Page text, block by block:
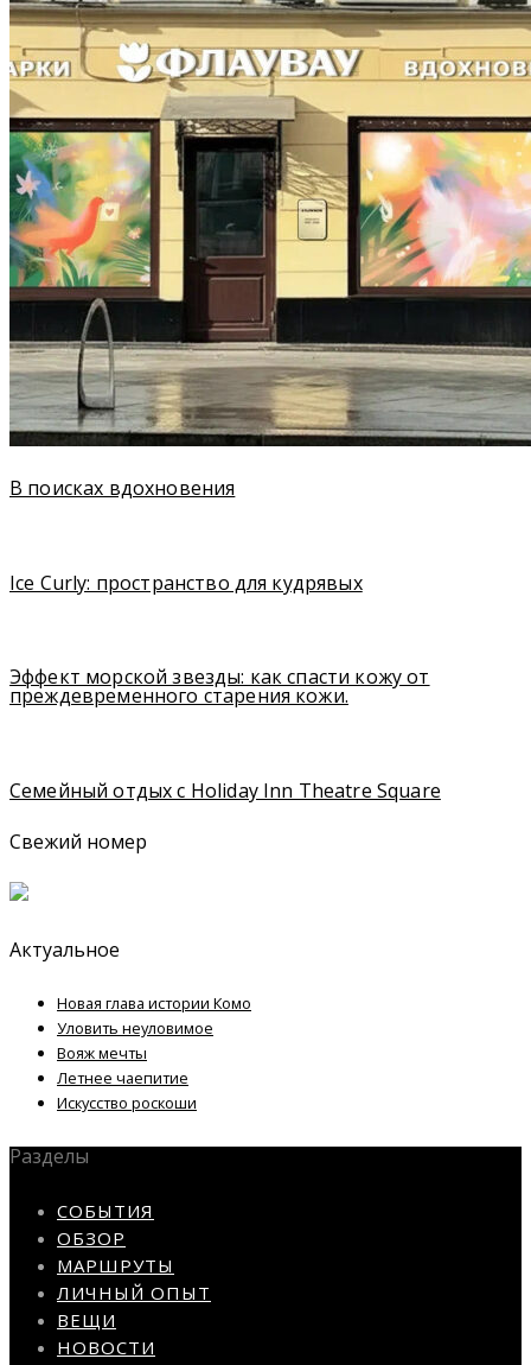
В поисках вдохновения
Ice Curly: пространство для кудрявых
Эффект морской звезды: как спасти кожу от
преждевременного старения кожи.
Семейный отдых с Holiday Inn Theatre Square
Свежий номер
Актуальное
Новая глава истории Комо
Уловить неуловимое
Вояж мечты
Летнее чаепитие
Искусство роскоши
Разделы
СОБЫТИЯ
ОБЗОР
МАРШРУТЫ
ЛИЧНЫЙ ОПЫТ
ВЕЩИ
НОВОСТИ